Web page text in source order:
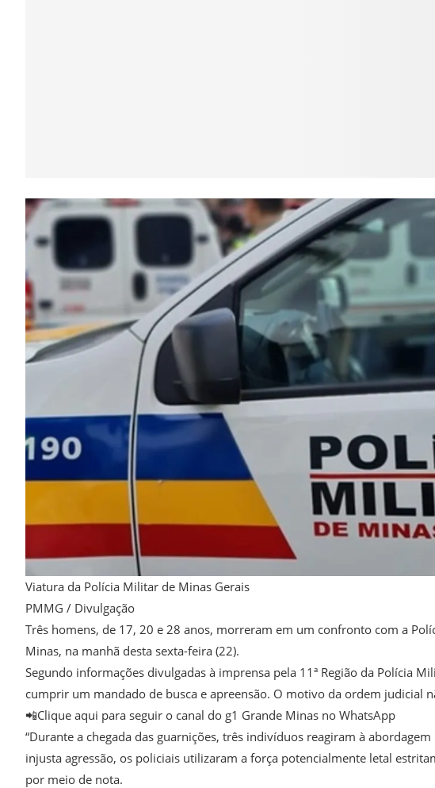
Viatura da Polícia Militar de Minas Gerais
PMMG / Divulgação
Três homens, de 17, 20 e 28 anos, morreram em um confronto com a
Minas, na manhã desta sexta-feira (22).
Segundo informações divulgadas à imprensa pela 11ª Região da Polícia
cumprir um mandado de busca e apreensão. O motivo da ordem judicial
📲Clique aqui para seguir o canal do g1 Grande Minas no WhatsApp
“Durante a chegada das guarnições, três indivíduos reagiram à
injusta agressão, os policiais utilizaram a força potencialmente letal
por meio de nota.